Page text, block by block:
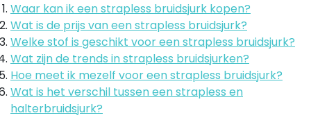
Waar kan ik een strapless bruidsjurk kopen?
Wat is de prijs van een strapless bruidsjurk?
Welke stof is geschikt voor een strapless bruidsjurk?
Wat zijn de trends in strapless bruidsjurken?
Hoe meet ik mezelf voor een strapless bruidsjurk?
Wat is het verschil tussen een strapless en
halterbruidsjurk?